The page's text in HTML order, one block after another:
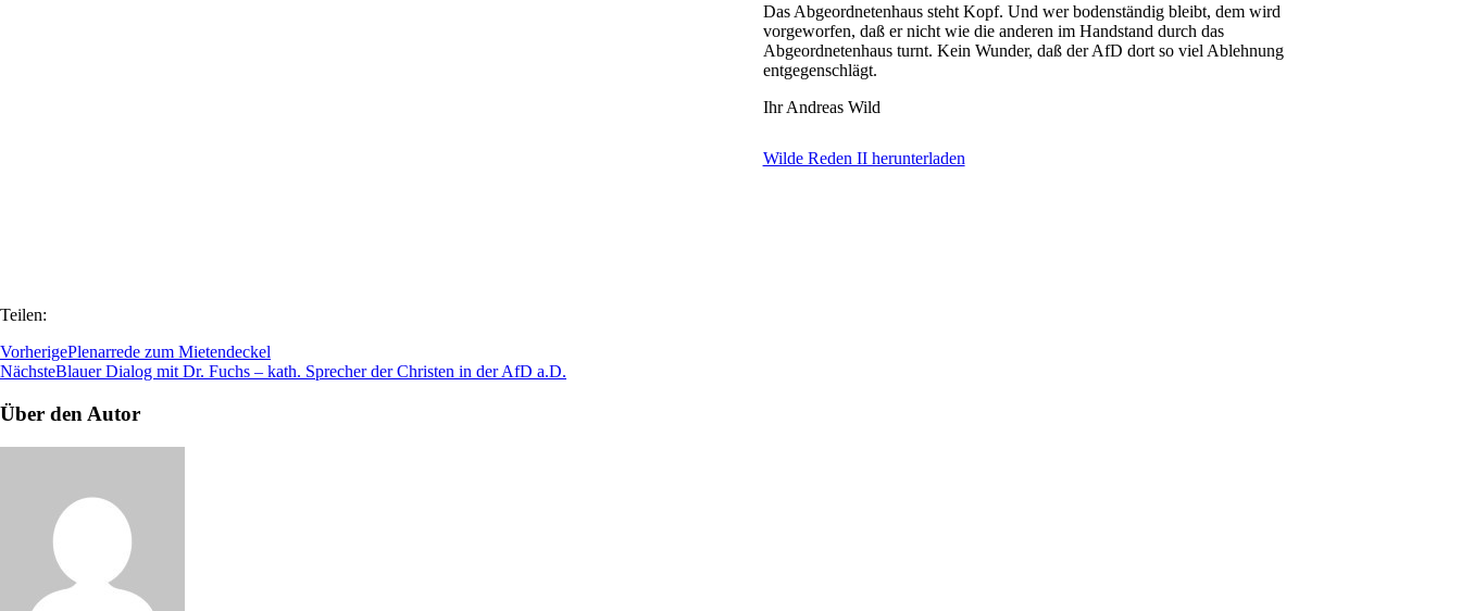
Das Abgeordnetenhaus steht Kopf. Und wer bodenständig bleibt, dem wird
vorgeworfen, daß er nicht wie die anderen im Handstand durch das
Abgeordnetenhaus turnt. Kein Wunder, daß der AfD dort so viel Ablehnung
entgegenschlägt.
Ihr Andreas Wild
Wilde Reden II herunterladen
Teilen:
VorherigePlenarrede zum Mietendeckel
NächsteBlauer Dialog mit Dr. Fuchs – kath. Sprecher der Christen in der AfD a.D.
Über den Autor